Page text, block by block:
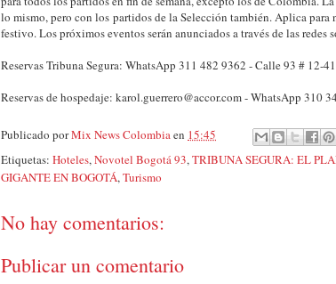
lo mismo, pero con los partidos de la Selección también. Aplica para
festivo. Los próximos eventos serán anunciados a través de las redes
Reservas Tribuna Segura: WhatsApp 311 482 9362 - Calle 93 # 12-
Reservas de hospedaje: karol.guerrero@accor.com - WhatsApp 310
Publicado porMix News Colombiaen 15:45
Etiquetas: Hoteles,Novotel Bogotá 93,TRIBUNA SEGURA: EL
GIGANTE EN BOGOTÁ,Turismo
No hay comentarios:
Publicar un comentario